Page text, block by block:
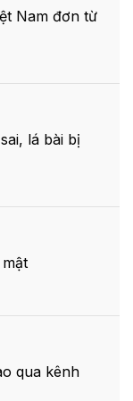
Nam đơn từ
lá bài bị
qua kênh